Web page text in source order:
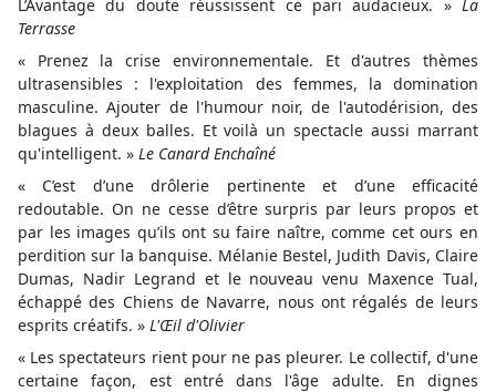
L’Avantage du doute réussissent ce pari audacieux. » La
Terrasse
« Prenez la crise environnementale. Et d'autres thèmes
ultrasensibles : l'exploitation des femmes, la domination
masculine. Ajouter de l'humour noir, de l'autodérision, des
blagues à deux balles. Et voilà un spectacle aussi marrant
qu'intelligent. » Le Canard Enchaîné
« C’est d’une drôlerie pertinente et d’une efficacité
redoutable. On ne cesse d’être surpris par leurs propos et
par les images qu’ils ont su faire naître, comme cet ours en
perdition sur la banquise. Mélanie Bestel, Judith Davis, Claire
Dumas, Nadir Legrand et le nouveau venu Maxence Tual,
échappé des Chiens de Navarre, nous ont régalés de leurs
esprits créatifs. » L'Œil d'Olivier
« Les spectateurs rient pour ne pas pleurer. Le collectif, d'une
certaine façon, est entré dans l'âge adulte. En dignes